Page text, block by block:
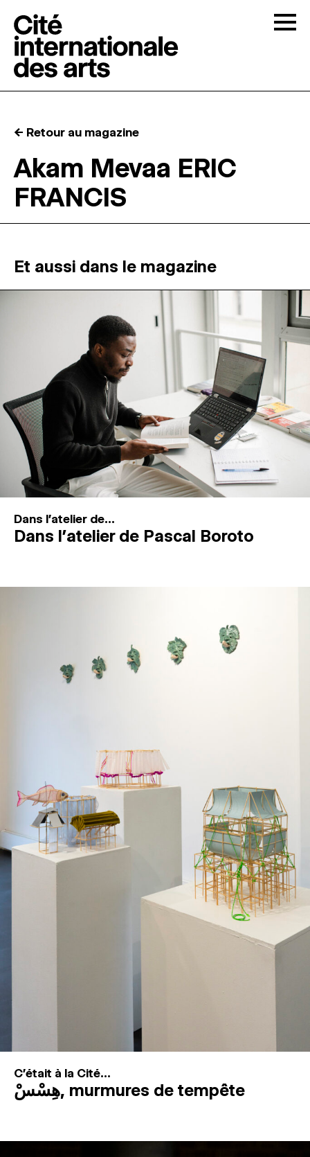
RÉSIDENCES ↓
ESPACES DE PRATIQUE ARTISTIQUE ↓
Recherche
Connexion
↓
← Retour au magazine
Akam Mevaa ERIC
FRANCIS
Et aussi dans le magazine
Dans l'atelier de...
Dans l’atelier de Pascal Boroto
C'était à la Cité...
هِسْسْ, murmures de tempête